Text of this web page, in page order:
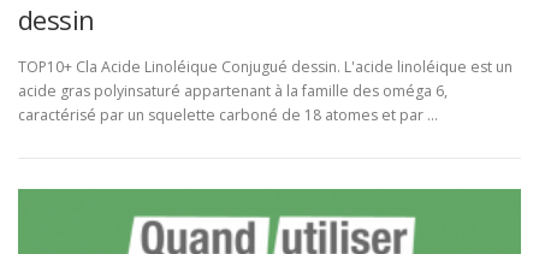
dessin
TOP10+ Cla Acide Linoléique Conjugué dessin. L'acide linoléique est un
acide gras polyinsaturé appartenant à la famille des oméga 6,
caractérisé par un squelette carboné de 18 atomes et par …